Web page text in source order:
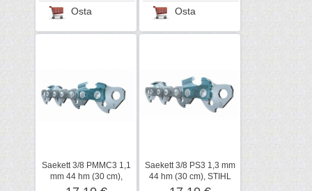
Osta Osta
Saekett 3/8 PMMC3 1,1
mm 44 hm (30 cm),
STIHL
Saekett 3/8 PS3 1,3 mm
44 hm (30 cm), STIHL